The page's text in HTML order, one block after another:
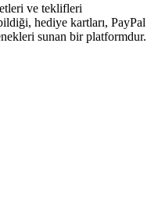
ve teklifleri
hediye kartları, PayPal
sunan bir platformdur.